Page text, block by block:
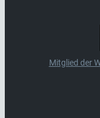
Mitglied der